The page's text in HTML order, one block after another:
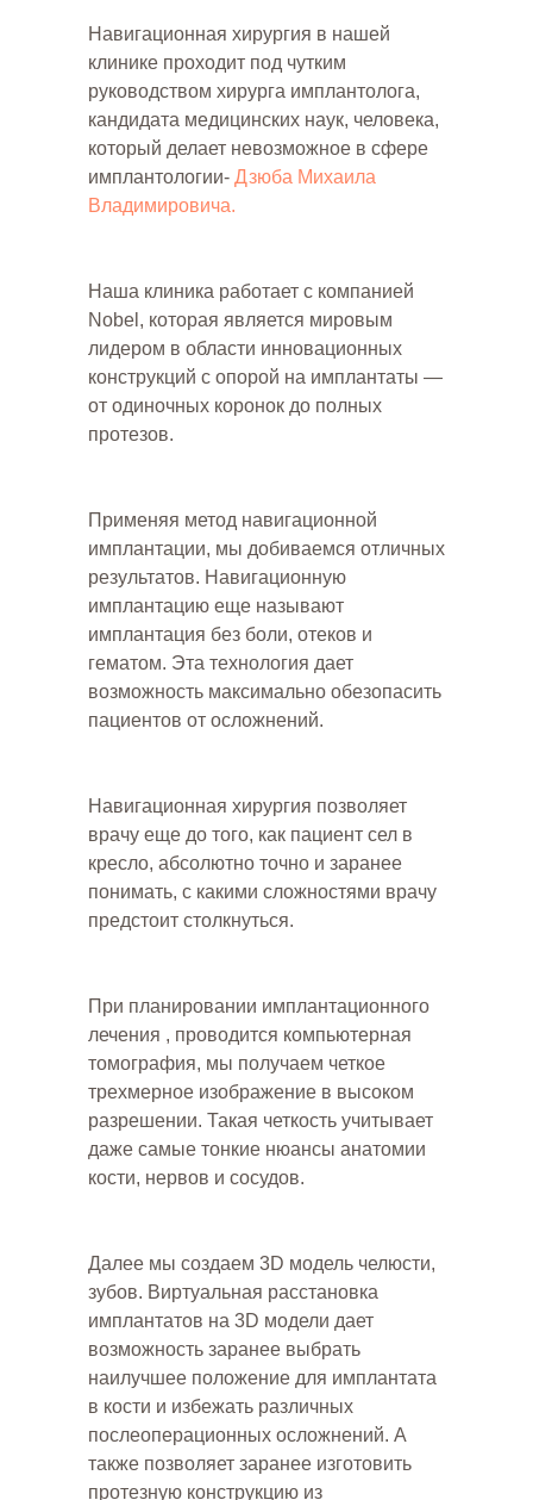
Навигационная хирургия в нашей
клинике проходит под чутким
руководством хирурга имплантолога,
кандидата медицинских наук, человека,
который делает невозможное в сфере
имплантологии- Дзюба Михаила
Владимировича.
Наша клиника работает с компанией
Nobel, которая является мировым
лидером в области инновационных
конструкций с опорой на имплантаты —
от одиночных коронок до полных
протезов.
Применяя метод навигационной
имплантации, мы добиваемся отличных
результатов. Навигационную
имплантацию еще называют
имплантация без боли, отеков и
гематом. Эта технология дает
возможность максимально обезопасить
пациентов от осложнений.
Навигационная хирургия позволяет
врачу еще до того, как пациент сел в
кресло, абсолютно точно и заранее
понимать, с какими сложностями врачу
предстоит столкнуться.
При планировании имплантационного
лечения , проводится компьютерная
томография, мы получаем четкое
трехмерное изображение в высоком
разрешении. Такая четкость учитывает
даже самые тонкие нюансы анатомии
кости, нервов и сосудов.
Далее мы создаем 3D модель челюсти,
зубов. Виртуальная расстановка
имплантатов на 3D модели дает
возможность заранее выбрать
наилучшее положение для имплантата
в кости и избежать различных
послеоперационных осложнений. А
также позволяет заранее изготовить
протезную конструкцию из